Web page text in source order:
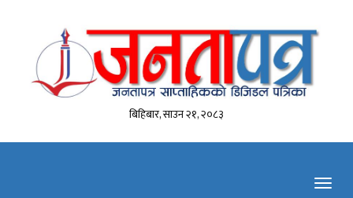
बिहिबार, साउन २१, २०८३